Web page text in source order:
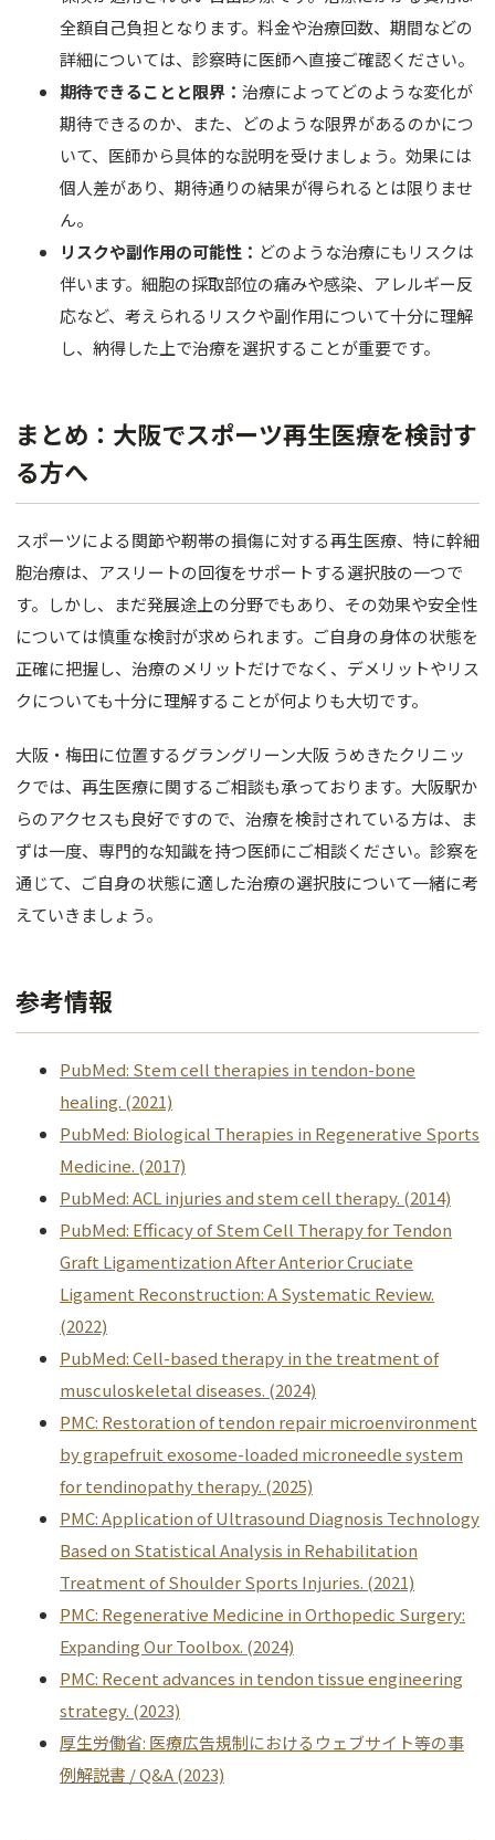
全額自己負担となります。料金や治療回数、期間などの
詳細については、診察時に医師へ直接ご確認ください。
期待できることと限界： 治療によってどのような変化が
期待できるのか、また、どのような限界があるのかにつ
いて、医師から具体的な説明を受けましょう。効果には
個人差があり、期待通りの結果が得られるとは限りませ
ん。
リスクや副作用の可能性： どのような治療にもリスクは
伴います。細胞の採取部位の痛みや感染、アレルギー反
応など、考えられるリスクや副作用について十分に理解
し、納得した上で治療を選択することが重要です。
まとめ：大阪でスポーツ再生医療を検討す
る方へ
スポーツによる関節や靭帯の損傷に対する再生医療、特に幹細
胞治療は、アスリートの回復をサポートする選択肢の一つで
す。しかし、まだ発展途上の分野でもあり、その効果や安全性
については慎重な検討が求められます。ご自身の身体の状態を
正確に把握し、治療のメリットだけでなく、デメリットやリス
クについても十分に理解することが何よりも大切です。
大阪・梅田に位置するグラングリーン大阪 うめきたクリニッ
クでは、再生医療に関するご相談も承っております。大阪駅か
らのアクセスも良好ですので、治療を検討されている方は、ま
ずは一度、専門的な知識を持つ医師にご相談ください。診察を
通じて、ご自身の状態に適した治療の選択肢について一緒に考
えていきましょう。
参考情報
PubMed: Stem cell therapies in tendon-bone
healing. (2021)
PubMed: Biological Therapies in Regenerative Sports
Medicine. (2017)
PubMed: ACL injuries and stem cell therapy. (2014)
PubMed: Efficacy of Stem Cell Therapy for Tendon
Graft Ligamentization After Anterior Cruciate
Ligament Reconstruction: A Systematic Review.
(2022)
PubMed: Cell-based therapy in the treatment of
musculoskeletal diseases. (2024)
PMC: Restoration of tendon repair microenvironment
by grapefruit exosome-loaded microneedle system
for tendinopathy therapy. (2025)
PMC: Application of Ultrasound Diagnosis Technology
Based on Statistical Analysis in Rehabilitation
Treatment of Shoulder Sports Injuries. (2021)
PMC: Regenerative Medicine in Orthopedic Surgery:
Expanding Our Toolbox. (2024)
PMC: Recent advances in tendon tissue engineering
strategy. (2023)
厚生労働省: 医療広告規制におけるウェブサイト等の事
例解説書 / Q&A (2023)